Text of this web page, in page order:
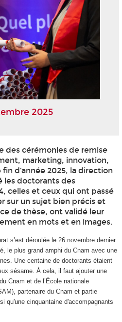
2025
des cérémonies de remise
marketing, innovation,
d’année 2025, la direction
les doctorants des
celles et ceux qui ont passé
sur un sujet bien précis et
de thèse, ont validé leur
en mots et en images.
s’est déroulée le 26 novembre dernier
le plus grand amphi du Cnam avec une
Une centaine de doctorants étaient
sésame. À cela, il faut ajouter une
Cnam et de l’École nationale
partenaire du Cnam et partie
qu'une cinquantaine d'accompagnants